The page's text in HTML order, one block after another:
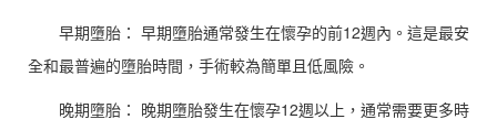
早期墮胎： 早期墮胎通常發生在懷孕的前12週內。這是最安
全和最普遍的墮胎時間，手術較為簡單且低風險。
晚期墮胎： 晚期墮胎發生在懷孕12週以上，通常需要更多時